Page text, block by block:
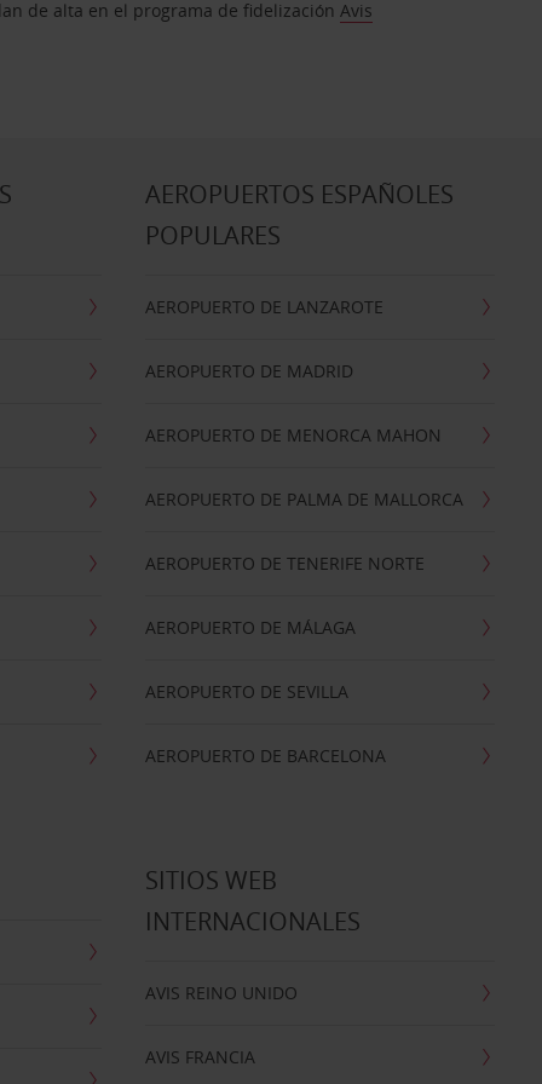
de alta en el programa de fidelizaciónAvis
AEROPUERTOS ESPAÑOLES
POPULARES
AEROPUERTO DE LANZAROTE
AEROPUERTO DE MADRID
AEROPUERTO DE MENORCA MAHON
AEROPUERTO DE PALMA DE MALLORCA
AEROPUERTO DE TENERIFE NORTE
AEROPUERTO DE MÁLAGA
AEROPUERTO DE SEVILLA
AEROPUERTO DE BARCELONA
SITIOS WEB
INTERNACIONALES
AVIS REINO UNIDO
AVIS FRANCIA